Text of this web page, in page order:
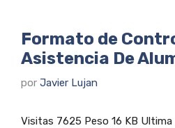
Formato de
Asistencia De
por Javier Lujan
Visitas 7625 Peso 16 KB Ultima